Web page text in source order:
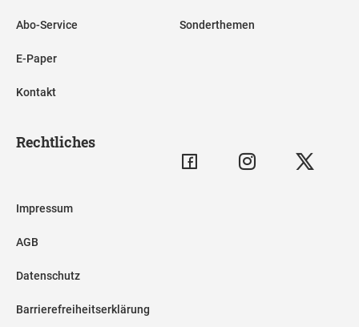
Abo-Service
E-Paper
Kontakt
Sonderthemen
Rechtliches
Impressum
AGB
Datenschutz
Barrierefreiheitserklärung